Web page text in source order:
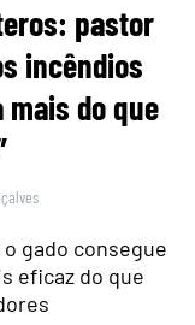
pastor
incêndios
do que
gado consegue
eficaz do que